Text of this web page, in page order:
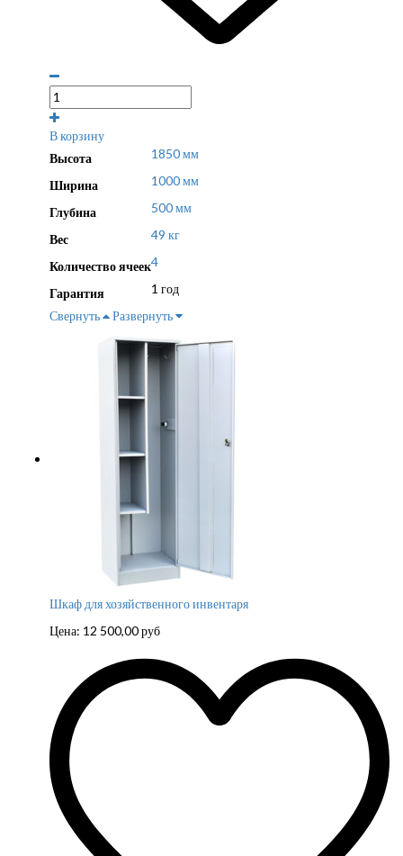
В корзину
Высота
1850 мм
Ширина 1000 мм
Глубина 500 мм
Вес 49 кг
Количество ячеек4
Гарантия
1 год
Свернуть
Развернуть
Шкаф для хозяйственного инвентаря
Цена: 12 500,00руб